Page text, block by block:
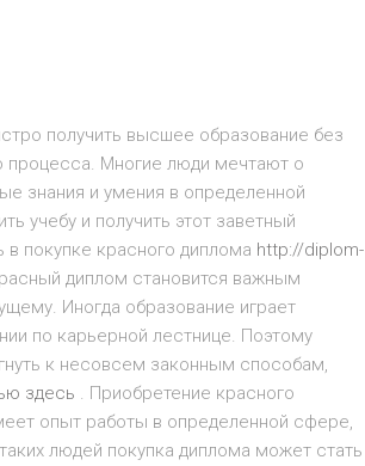
получить высшее образование без
процесса. Многие люди мечтают о
знания и умения в определенной
учебу и получить этот заветный
покупке красного диплома http://diplom-
диплом становится важным
Иногда образование играет
по карьерной лестнице. Поэтому
к несовсем законным способам,
здесь . Приобретение красного
опыт работы в определенной сфере,
людей покупка диплома может стать